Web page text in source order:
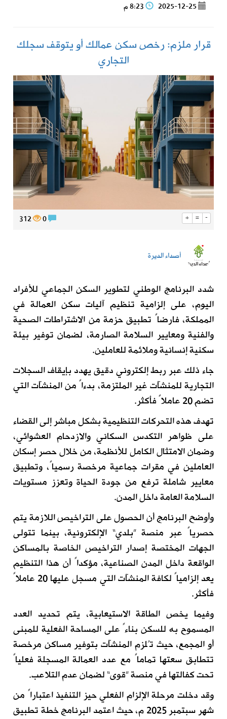
2025-12-25
قرار ملزم: رخص سكن عمالك أو يتوقف سجلك
التجاري
+ = -
312
أصداء الديرة
شدد البرنامج الوطني لتطوير السكن الجماعي للأفراد
اليوم، على إلزامية تنظيم آليات سكن العمالة في
المملكة، فارضاً تطبيق حزمة من الاشتراطات الصحية
والفنية ومعايير السلامة الصارمة، لضمان توفير بيئة
سكنية إنسانية وملائمة للعاملين.
جاء ذلك عبر ربط إلكتروني دقيق يهدد بإيقاف السجلات
التجارية للمنشآت غير الملتزمة، بدءاً من المنشآت التي
تضم 20 عاملاً فأكثر.
تهدف هذه التحركات التنظيمية بشكل مباشر إلى القضاء
على ظواهر التكدس السكاني والازدحام العشوائي،
وضمان الامتثال الكامل للأنظمة، من خلال حصر إسكان
العاملين في مقرات جماعية مرخصة رسمياً، وتطبيق
معايير شاملة ترفع من جودة الحياة وتعزز مستويات
السلامة العامة داخل المدن.
وأوضح البرنامج أن الحصول على التراخيص اللازمة يتم
حصرياً عبر منصة ”بلدي“ الإلكترونية، بينما تتولى
الجهات المختصة إصدار التراخيص الخاصة بالمساكن
الواقعة داخل المدن الصناعية، مؤكداً أن هذا التنظيم
يعد إلزامياً لكافة المنشآت التي مسجل عليها 20 عاملاً
فأكثر.
وفيما يخص الطاقة الاستيعابية، يتم تحديد العدد
المسموح به للسكن بناءً على المساحة الفعلية للمبنى
أو المجمع، حيث تُلزم المنشآت بتوفير مساكن مرخصة
تتطابق سعتها تماماً مع عدد العمالة المسجلة فعلياً
تحت كفالتها في منصة ”قوى“ لضمان عدم التلاعب.
وقد دخلت مرحلة الإلزام الفعلي حيز التنفيذ اعتباراً من
شهر سبتمبر 2025 م، حيث اعتمد البرنامج خطة تطبيق